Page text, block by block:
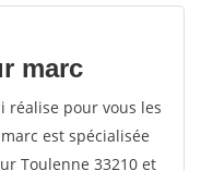
marc
réalise pour vous les
est spécialisée
Toulenne 33210 et